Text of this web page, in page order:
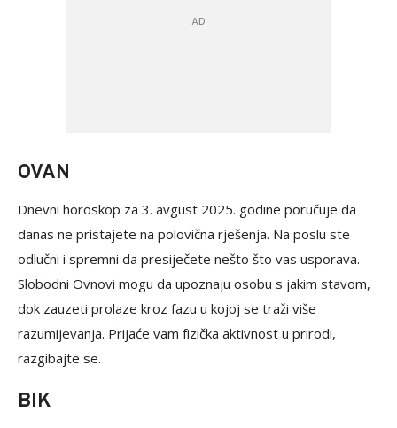
OVAN
Dnevni horoskop za 3. avgust 2025. godine poručuje da
danas ne pristajete na polovična rješenja. Na poslu ste
odlučni i spremni da presiječete nešto što vas usporava.
Slobodni Ovnovi mogu da upoznaju osobu s jakim stavom,
dok zauzeti prolaze kroz fazu u kojoj se traži više
razumijevanja. Prijaće vam fizička aktivnost u prirodi,
razgibajte se.
BIK